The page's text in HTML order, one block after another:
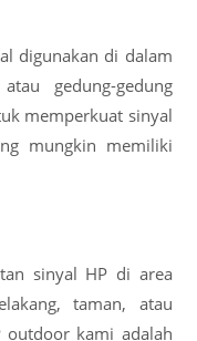
digunakan di dalam
gedung-gedung
memperkuat sinyal
mungkin memiliki
sinyal HP di area
taman, atau
outdoor kami adalah